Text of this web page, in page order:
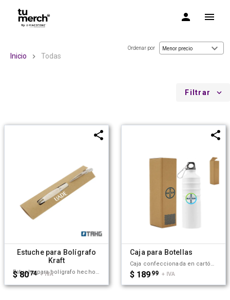
TuMerch by Via Cotone
Inicio Todas
Ordenar por Menor precio
Filtrar
Estuche para Bolígrafo
Kraft
Estuche para bolígrafo hecho de papel kraft natural fabricado en papel kraft reciclable cuenta con diseño minimalista y liviano ideal para presentaciones de bolígrafos en eventos corporativos ferias promociones y regalos empresariales. Dimensiones: 15.5 x 4 cm Peso: 3.9 g TAHG
$ 8074 + IVA
Caja para Botellas
Caja confeccionada en cartón Kraft, elaborado con tres capas: una exterior de 250g, una capa corrugada de 80g, y una interior de 85g. Ideal para quienes necesitan un packaging adicional para proteger y transportar botellas de forma segura. Compatibles con modelos de Botellas Island, Penguin, Circuit, Ring, Alu, Sport Aluminum, Jim. Comprá la botella junto con el producto y pedile a tu Ejecutivo Customer que te lo entreguemos ya mecanizado
$ 18999 + IVA